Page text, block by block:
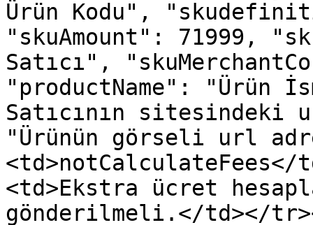
Ürün Kodu",
"skuAmount": 71999,
Satıcı",
"productName": "Ürün
Satıcının sitesindeki
"Ürünün görseli url
<td>notCalculateFees</
<td>Ekstra ücret
gönderilmeli.</td></